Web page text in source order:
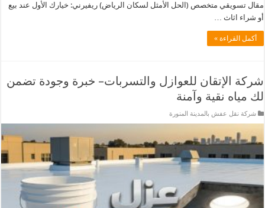
مقال تسويقي متخصص (الحل الأمثل لسكان الرياض) ريفيرني: خيارك الأول عند بيع
أو شراء اثاث …
أكمل القراءة »
شركة الإتقان للعوازل والتسربات– خبرة وجودة تضمن
لك مياه نقية وآمنة
شركة نقل عفش بالمدينة المنورة